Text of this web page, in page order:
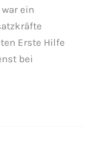
ein
Erste Hilfe
bei